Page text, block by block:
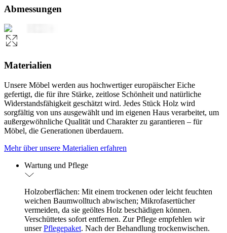
Abmessungen
Materialien
Unsere Möbel werden aus hochwertiger europäischer Eiche
gefertigt, die für ihre Stärke, zeitlose Schönheit und natürliche
Widerstandsfähigkeit geschätzt wird. Jedes Stück Holz wird
sorgfältig von uns ausgewählt und im eigenen Haus verarbeitet, um
außergewöhnliche Qualität und Charakter zu garantieren – für
Möbel, die Generationen überdauern.
Mehr über unsere Materialien erfahren
Wartung und Pflege
Holzoberflächen: Mit einem trockenen oder leicht feuchten
weichen Baumwolltuch abwischen; Mikrofasertücher
vermeiden, da sie geöltes Holz beschädigen können.
Verschüttetes sofort entfernen. Zur Pflege empfehlen wir
unserPflegepaket. Nach der Behandlung trockenwischen.